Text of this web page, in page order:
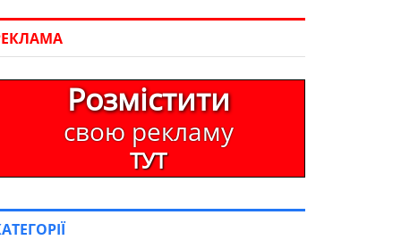
Розмістити
свою рекламу
ТУТ